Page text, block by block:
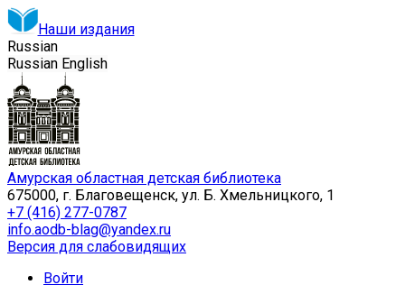
Наши издания
Russian
Russian English
Амурская областная детская библиотека
675000, г. Благовещенск, ул. Б. Хмельницкого, 1
+7 (416) 277-0787
info.aodb-blag@yandex.ru
Версия для слабовидящих
Войти